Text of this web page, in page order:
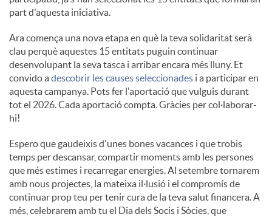
part d'aquesta iniciativa.
Ara comença una nova etapa en què la teva solidaritat serà
clau perquè aquestes 15 entitats puguin continuar
desenvolupant la seva tasca i arribar encara més lluny. Et
convido adescobrir les causes seleccionades i a participar en
aquesta campanya. Pots fer l'aportació que vulguis durant
tot el 2026. Cada aportació compta. Gràcies per col·laborar-
hi!
Espero que gaudeixis d'unes bones vacances i que trobis
temps per descansar, compartir moments amb les persones
que més estimes i recarregar energies. Al setembre tornarem
amb nous projectes, la mateixa il·lusió i el compromís de
continuar prop teu per tenir cura de la teva salut financera. A
més, celebrarem amb tu el Dia dels Socis i Sòcies, que